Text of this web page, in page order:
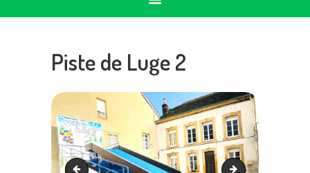
Piste de Luge 2
Piste de Luge 1 Piste de Luge 5